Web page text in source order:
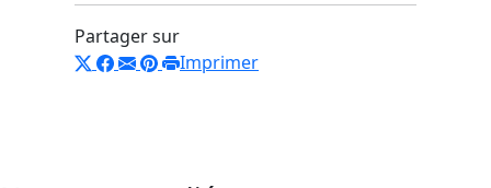
Partager sur
Imprimer